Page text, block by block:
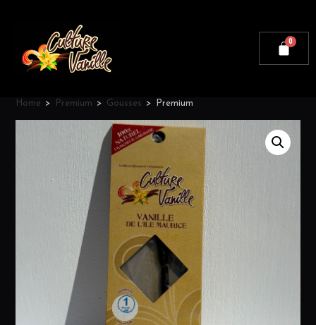
Home > Premium > Gousses > Premium